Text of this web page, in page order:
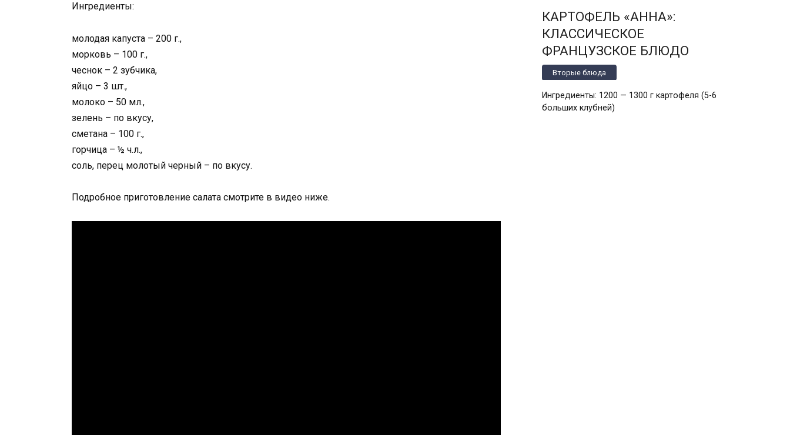
Ингредиенты:
молодая капуста – 200 г.,
морковь – 100 г.,
чеснок – 2 зубчика,
яйцо – 3 шт.,
молоко – 50 мл.,
зелень – по вкусу,
сметана – 100 г.,
горчица – ½ ч.л.,
соль, перец молотый черный – по вкусу.
Подробное приготовление салата смотрите в видео ниже.
КАРТОФЕЛЬ «АННА»:
КЛАССИЧЕСКОЕ
ФРАНЦУЗСКОЕ БЛЮДО
Вторые блюда
Ингредиенты: 1200 — 1300 г картофеля (5-6
больших клубней)